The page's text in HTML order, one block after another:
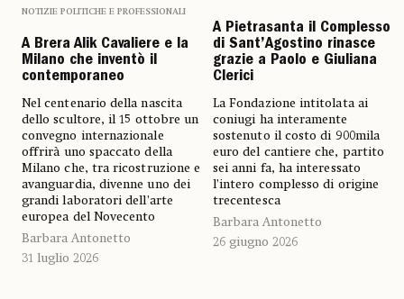
NOTIZIE POLITICHE E PROFESSIONALI
A Brera Alik Cavaliere e la
Milano che inventò il
contemporaneo
Nel centenario della nascita
dello scultore, il 15 ottobre un
convegno internazionale
offrirà uno spaccato della
Milano che, tra ricostruzione e
avanguardia, divenne uno dei
grandi laboratori dell’arte
europea del Novecento
Barbara Antonetto
31 luglio 2026
A Pietrasanta il Complesso
di Sant’Agostino rinasce
grazie a Paolo e Giuliana
Clerici
La Fondazione intitolata ai
coniugi ha interamente
sostenuto il costo di 900mila
euro del cantiere che, partito
sei anni fa, ha interessato
l’intero complesso di origine
trecentesca
Barbara Antonetto
26 giugno 2026